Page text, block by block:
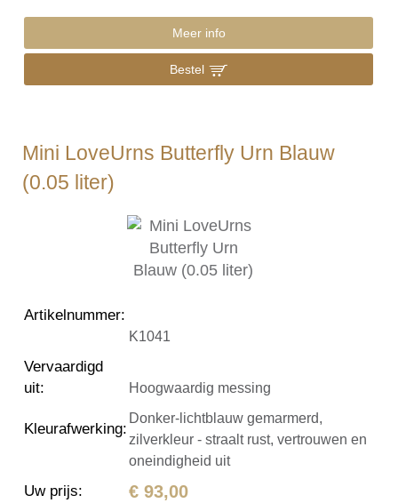
Meer info
Bestel
Mini LoveUrns Butterfly Urn Blauw
(0.05 liter)
Artikelnummer:
K1041
Vervaardigd
uit: Hoogwaardig messing
Kleurafwerking:
Donker-lichtblauw gemarmerd,
zilverkleur - straalt rust, vertrouwen en
oneindigheid uit
Uw prijs: € 93,00